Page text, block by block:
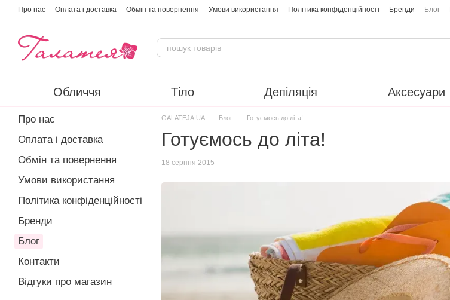
Перейти до основного контенту
Про нас Оплата і доставка Обмін та повернення Умови використання Політика конфіденційності Бренди Блог
Обличчя Тіло Депіляція Аксесуари
GALATEJA.UA Блог Готуємось до літа!
Готуємось до літа!
18 серпня 2015
Про нас
Оплата і доставка
Обмін та повернення
Умови використання
Політика конфіденційності
Бренди
Блог
Контакти
Відгуки про магазин